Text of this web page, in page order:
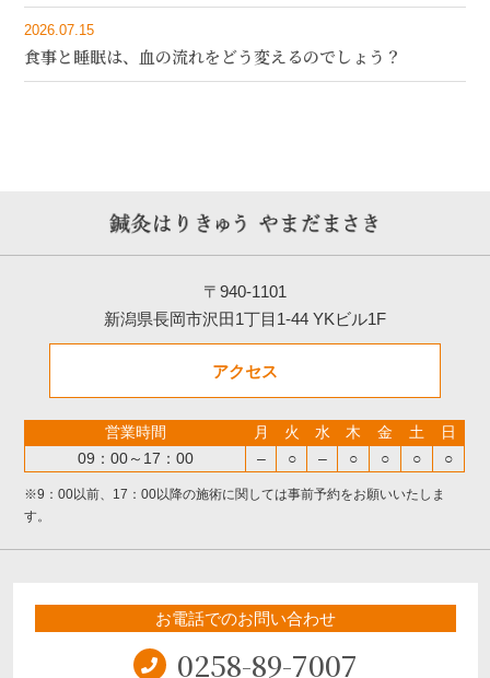
2026.07.15
食事と睡眠は、血の流れをどう変えるのでしょう？
〒940-1101
新潟県長岡市沢田1丁目1-44 YKビル1F
アクセス
営業時間 月 火 水 木 金 土
日
09：00～17：00
– ○ – ○ ○ ○ ○
※9：00以前、17：00以降の施術に関しては事前予約をお願いいたしま
す。
お電話でのお問い合わせ
0258-89-7007